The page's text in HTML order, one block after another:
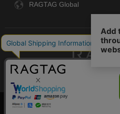
RAGTAG Global
デザイナーズブランドのユー